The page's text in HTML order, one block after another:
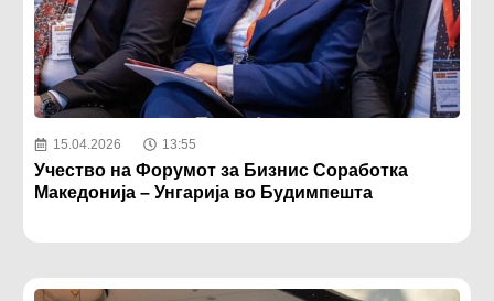
15.04.2026 13:55
Учество на Форумот за Бизнис Соработка
Македонија – Унгарија во Будимпешта